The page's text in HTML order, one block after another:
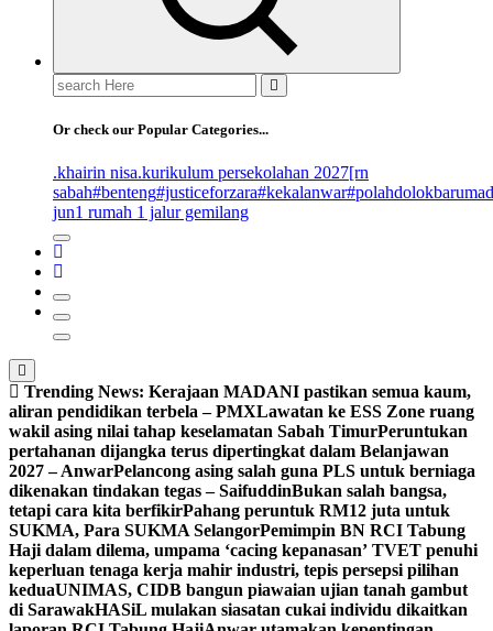
Search
for:
Or check our Popular Categories...
.khairin nisa.kurikulum persekolahan 2027[rn
sabah#benteng#justiceforzara#kekalanwar
jun1 rumah 1 jalur gemilang
Trending News: Kerajaan MADANI pastikan semua kaum,
aliran pendidikan terbela – PMXLawatan ke ESS Zone ruang
wakil asing nilai tahap keselamatan Sabah TimurPeruntukan
pertahanan dijangka terus dipertingkat dalam Belanjawan
2027 – AnwarPelancong asing salah guna PLS untuk berniaga
dikenakan tindakan tegas – SaifuddinBukan salah bangsa,
tetapi cara kita berfikirPahang peruntuk RM12 juta untuk
SUKMA, Para SUKMA SelangorPemimpin BN RCI Tabung
Haji dalam dilema, umpama ‘cacing kepanasan’ TVET penuhi
keperluan tenaga kerja mahir industri, tepis persepsi pilihan
keduaUNIMAS, CIDB bangun piawaian ujian tanah gambut
di SarawakHASiL mulakan siasatan cukai individu dikaitkan